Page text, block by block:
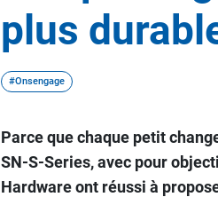
plus
#Onsengage
Parce que chaque petit
SN-S-Series, avec pour
Hardware ont réussi à